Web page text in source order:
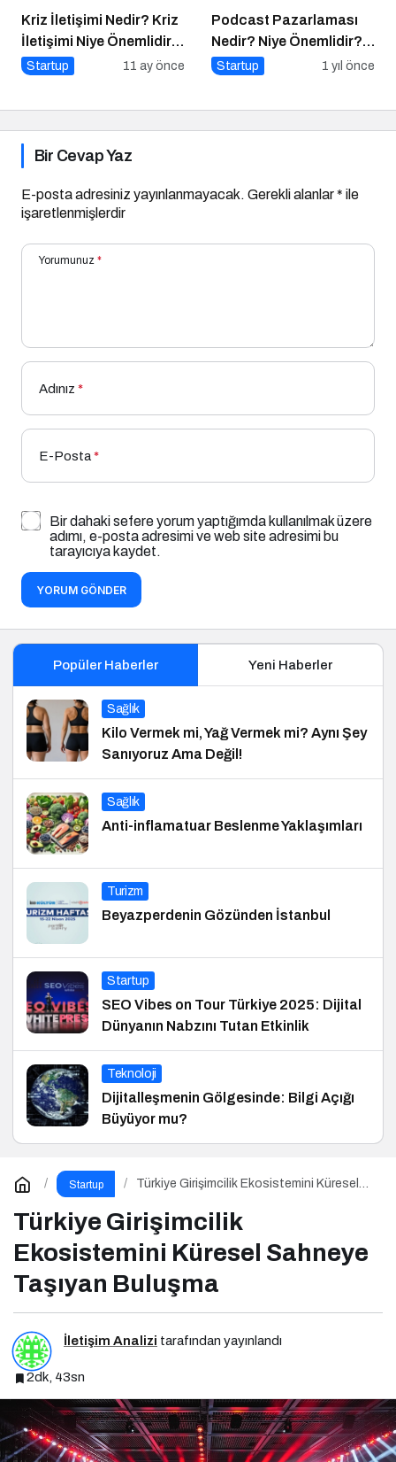
Kriz İletişimi Nedir? Kriz
İletişimi Niye Önemlidir?
Kriz İletişimi Nasıl
Startup 11 ay önce
Podcast Pazarlaması
Nedir? Niye Önemlidir?
Podcast Pazarlaması
Startup 1 yıl önce
Bir Cevap Yaz
E-posta adresiniz yayınlanmayacak. Gerekli alanlar* ile
işaretlenmişlerdir
Yorumunuz *
Adınız *
E-Posta*
Bir dahaki sefere yorum yaptığımda kullanılmak üzere
adımı, e-posta adresimi ve web site adresimi bu
tarayıcıya kaydet.
YORUM GÖNDER
Popüler Haberler Yeni Haberler
Sağlık
Kilo Vermek mi, Yağ Vermek mi? Aynı Şey
Sanıyoruz Ama Değil!
Sağlık
Anti-inflamatuar Beslenme Yaklaşımları
Turizm
Beyazperdenin Gözünden İstanbul
Startup
SEO Vibes on Tour Türkiye 2025: Dijital
Dünyanın Nabzını Tutan Etkinlik
Teknoloji
Dijitalleşmenin Gölgesinde: Bilgi Açığı
Büyüyor mu?
Startup
Türkiye Girişimcilik Ekosistemini Küresel
Türkiye Girişimcilik
Ekosistemini Küresel Sahneye
Taşıyan Buluşma
İletişim Analizi tarafından yayınlandı
2dk, 43sn